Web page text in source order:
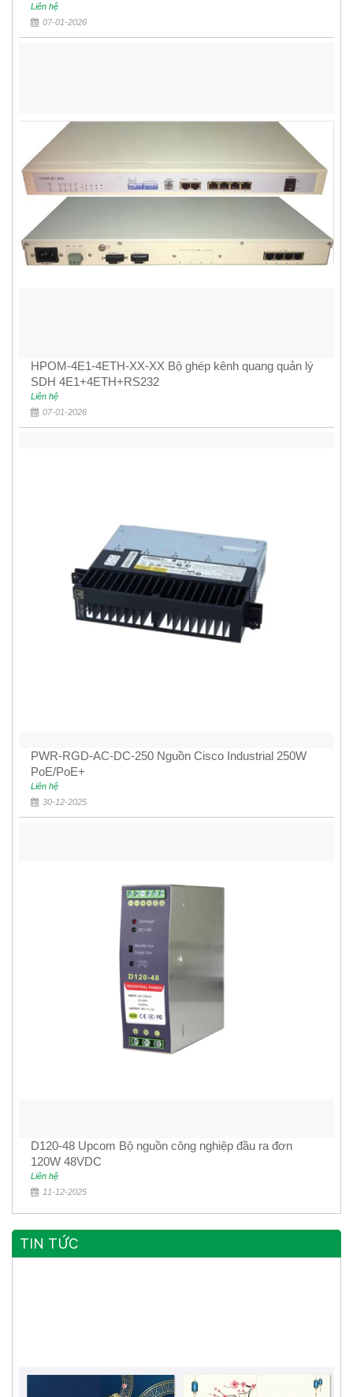
Liên hệ
07-01-2026
HPOM-4E1-4ETH-XX-XX Bộ ghép kênh quang quản lý
SDH 4E1+4ETH+RS232
Liên hệ
07-01-2026
PWR-RGD-AC-DC-250 Nguồn Cisco Industrial 250W
PoE/PoE+
Liên hệ
30-12-2025
D120-48 Upcom Bộ nguồn công nghiệp đầu ra đơn
120W 48VDC
Liên hệ
11-12-2025
TIN TỨC